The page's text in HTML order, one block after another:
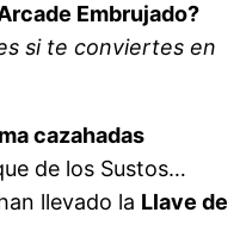
Embrujado?
si te conviertes en
cazahadas
de los Sustos…
llevado la Llave de